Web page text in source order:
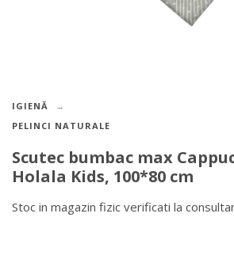
IGIENĂ
PELINCI NATURALE
Scutec bumbac max
Holala Kids, 100*80 cm
Stoc in magazin fizic verificati la